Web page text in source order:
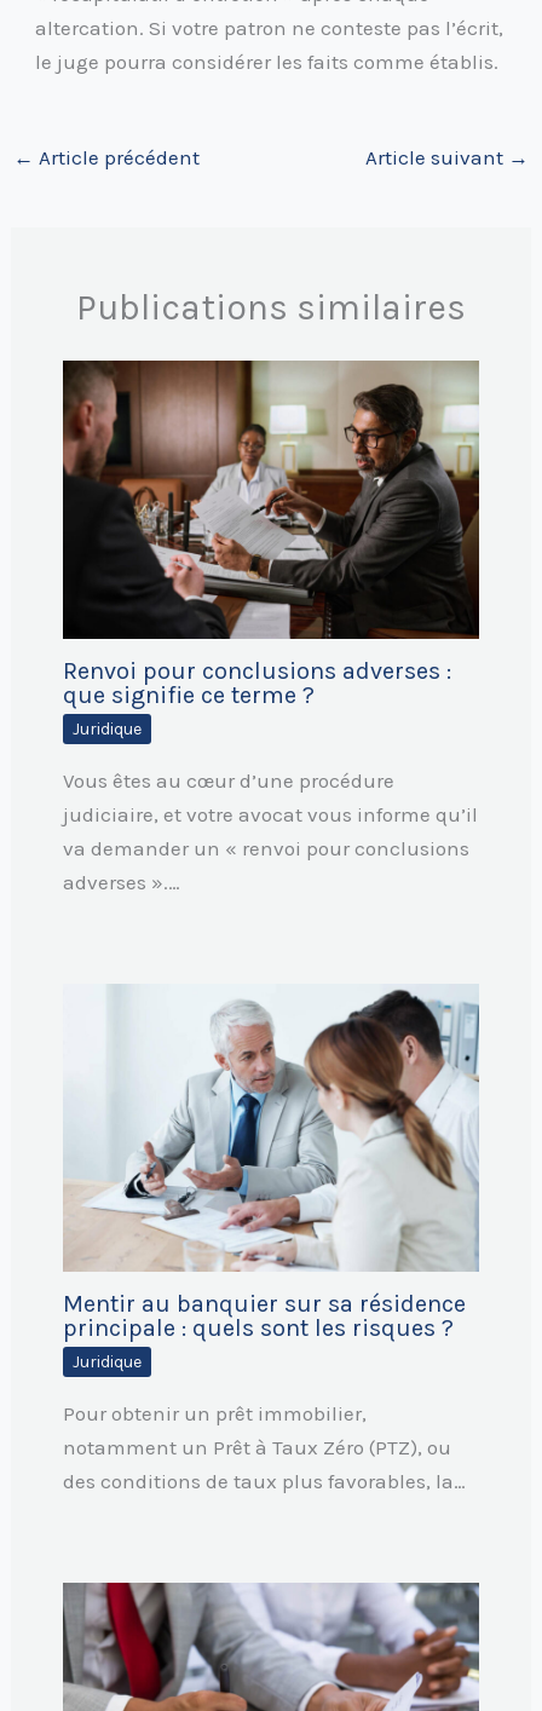
altercation. Si votre patron ne conteste pas l’écrit,
le juge pourra considérer les faits comme établis.
← Article précédent Article suivant →
Publications similaires
Renvoi pour conclusions adverses :
que signifie ce terme ?
Juridique
Vous êtes au cœur d’une procédure
judiciaire, et votre avocat vous informe qu’il
va demander un « renvoi pour conclusions
adverses ».…
Mentir au banquier sur sa résidence
principale : quels sont les risques ?
Juridique
Pour obtenir un prêt immobilier,
notamment un Prêt à Taux Zéro (PTZ), ou
des conditions de taux plus favorables, la…